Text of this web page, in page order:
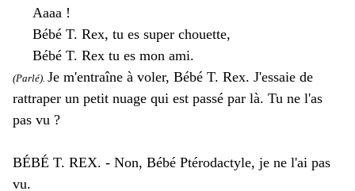
Aaaa !
Bébé T. Rex, tu es super chouette,
Bébé T. Rex tu es mon ami.
(Parlé). Je m'entraîne à voler, Bébé T. Rex. J'essaie de
rattraper un petit nuage qui est passé par là. Tu ne l'as
pas vu ?
BÉBÉ T. REX. - Non, Bébé Ptérodactyle, je ne l'ai pas
vu.